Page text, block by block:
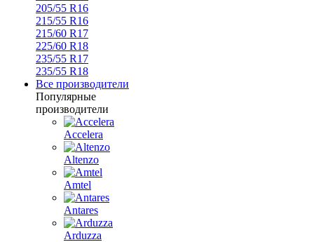
205/55 R16
215/55 R16
215/60 R17
225/60 R18
235/55 R17
235/55 R18
Все производители
Популярные
производители
Accelera
Altenzo
Amtel
Antares
Arduzza